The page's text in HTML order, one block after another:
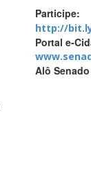
Participe:
http://
Portal e-
Alô